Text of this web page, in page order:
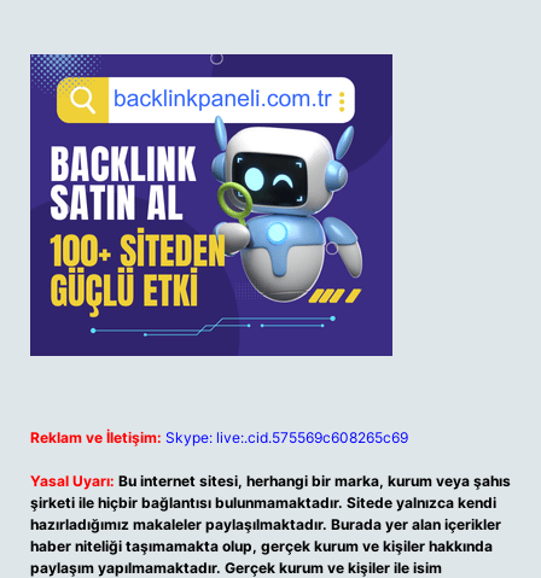
Reklam ve İletişim: Skype: live:.cid.575569c608265c69
Yasal Uyarı: Bu internet sitesi, herhangi bir marka, kurum veya şahıs
şirketi ile hiçbir bağlantısı bulunmamaktadır. Sitede yalnızca kendi
hazırladığımız makaleler paylaşılmaktadır. Burada yer alan içerikler
haber niteliği taşımamakta olup, gerçek kurum ve kişiler hakkında
paylaşım yapılmamaktadır. Gerçek kurum ve kişiler ile isim